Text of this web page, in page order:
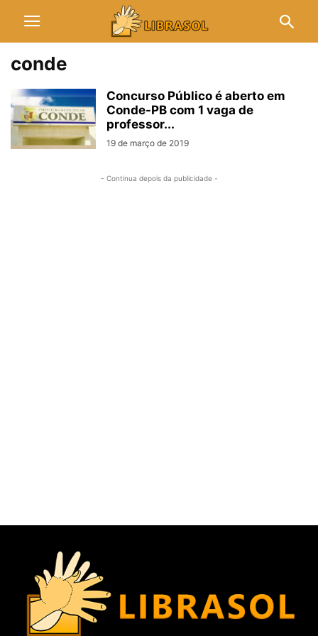
conde
Concurso Público é aberto em
Conde-PB com 1 vaga de
professor...
19 de março de 2019
- Continua depois da publicidade -